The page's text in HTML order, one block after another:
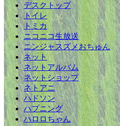
デスクトップ
トイレ
トミカ
ニコニコ生放送
ニンジャスズメおちゅん
ネット
ネットアルバム
ネットショップ
ネトアニ
ハドソン
ハプニング
ハロロちゃん